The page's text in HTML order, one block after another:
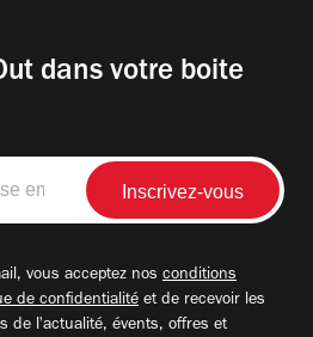
dans votre boite
vous acceptez nos conditions
de confidentialité et de recevoir les
de l'actualité, évents, offres et